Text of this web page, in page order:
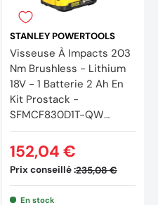
STANLEY POWERTOOLS
Visseuse À Impacts 203
Nm Brushless - Lithium
18V - 1 Batterie 2 Ah En
Kit Prostack -
SFMCF830D1T-QW
STANLEY FATMAX V20
Prix conseillé :235,08 €
152,04 €
En stock